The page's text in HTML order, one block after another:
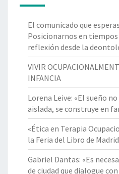
El comunicado que
Posicionarnos en tiempos
reflexión desde la
VIVIR
INFANCIA
Lorena Leive: «El sueño
aislada, se construye en
«Ética en Terapia
la Feria del Libro de Madrid
Gabriel Dantas: «Es
de ciudad que dialogue